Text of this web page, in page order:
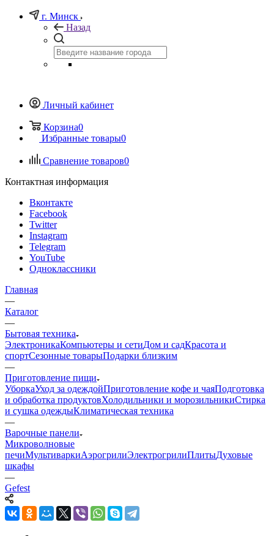
г. Минск
Назад
Личный кабинет
Корзина0
Избранные товары0
Сравнение товаров0
Контактная информация
Вконтакте
Facebook
Twitter
Instagram
Telegram
YouTube
Одноклассники
Главная
—
Каталог
—
Бытовая техника
ЭлектроникаКомпьютеры и сетиДом и садКрасота и
спортСезонные товарыПодарки близким
—
Приготовление пищи
УборкаУход за одеждойПриготовление кофе и чаяПодготовка
и обработка продуктовХолодильники и морозильникиСтирка
и сушка одеждыКлиматическая техника
—
Варочные панели
Микроволновые
печиМультиваркиАэрогрилиЭлектрогрилиПлитыДуховые
шкафы
—
Gefest